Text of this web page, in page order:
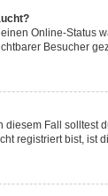
Online-
Besucher
Fall
registriert bist, ist